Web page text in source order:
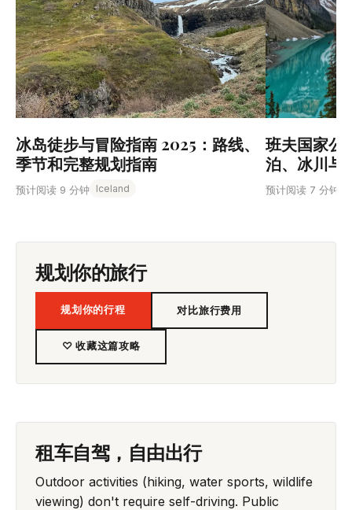
冰岛徒步与冒险指南 2025：路线、
季节和完整规划指南
预计阅读 9 分钟 Iceland
班夫国家公
泊、冰川与
预计阅读 7 分钟
规划你的旅行
规划你的行程 对比旅行费用
♡ 收藏这篇攻略
租车自驾，自由出行
Outdoor activities (hiking, water sports, wildlife
viewing) don't require self-driving. Public